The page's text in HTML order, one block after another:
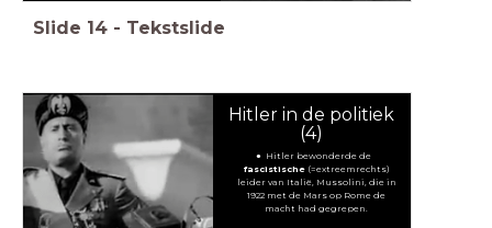
Slide 14 - Tekstslide
Hitler in de politiek
(4)
Hitler bewonderde de
fascistische(=extreemrechts)
leider van Italië, Mussolini, die in
1922 met de Mars op Rome de
macht had gegrepen.